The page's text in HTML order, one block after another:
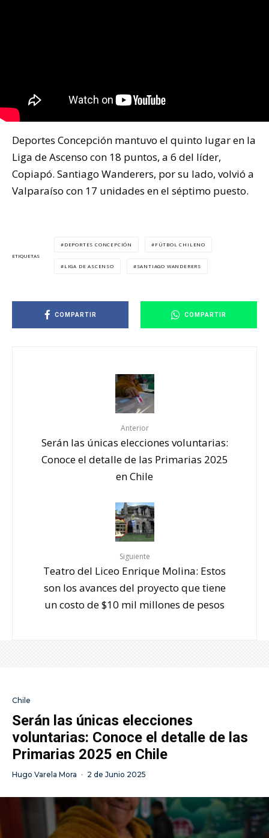
Deportes Concepción mantuvo el quinto lugar en la
Liga de Ascenso con 18 puntos, a 6 del líder,
Copiapó. Santiago Wanderers, por su lado, volvió a
Valparaíso con 17 unidades en el séptimo puesto.
ETIQUETAS
DEPORTES CONCEPCIÓN FÚTBOL CHILENO
LIGA DE ASCENSO SANTIAGO WANDERERS
COMPARTIR COMPARTIR
Anterior
Serán las únicas elecciones voluntarias:
Conoce el detalle de las Primarias 2025
en Chile
Siguiente
Teatro del Liceo Enrique Molina: Estos
son los avances del proyecto que tiene
un costo de $10 mil millones de pesos
Chile
Serán las únicas elecciones
voluntarias: Conoce el detalle de las
Primarias 2025 en Chile
Hugo Varela Mora · 2 de Junio 2025